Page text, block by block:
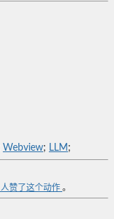
Webview; LLM ;
人赞了这个动作 。